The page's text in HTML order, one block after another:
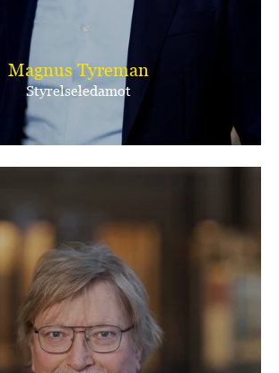
Magnus Tyreman
Styrelseledamot